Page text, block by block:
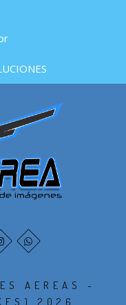
AEREAS -
2026